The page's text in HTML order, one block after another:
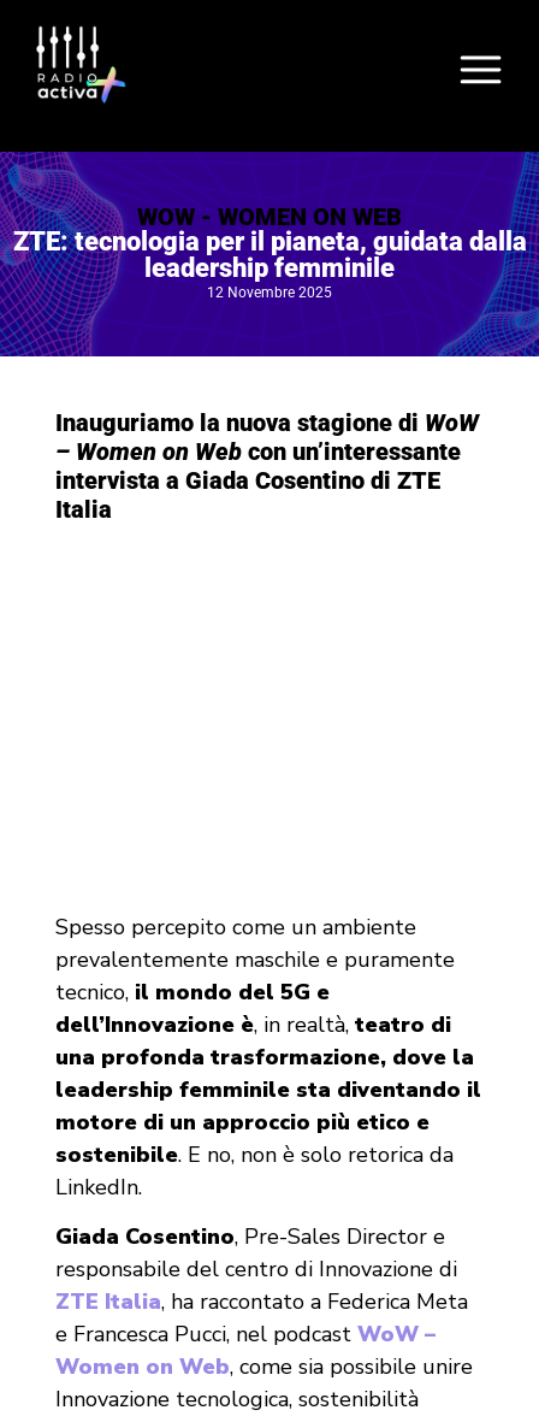
WOW - WOMEN ON WEB
ZTE: tecnologia per il pianeta, guidata dalla
leadership femminile
12 Novembre 2025
Inauguriamo la nuova stagione di WoW
– Women on Webcon un’interessante
intervista a Giada Cosentino di ZTE
Italia
Spesso percepito come un ambiente
prevalentemente maschile e puramente
tecnico, il mondo del 5G e
dell’Innovazione è, in realtà, teatro di
una profonda trasformazione, dove la
leadership femminile sta diventando il
motore di un approccio più etico e
sostenibile. E no, non è solo retorica da
LinkedIn.
Giada Cosentino, Pre-Sales Director e
responsabile del centro di Innovazione di
ZTE Italia, ha raccontato a Federica Meta
e Francesca Pucci, nel podcast WoW –
Women on Web, come sia possibile unire
Innovazione tecnologica, sostenibilità